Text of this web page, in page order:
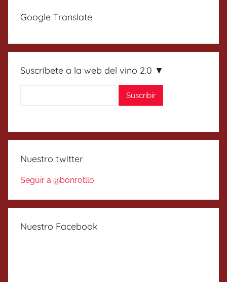
Google Translate
Suscríbete a la web del vino 2.0 ▼
Nuestro twitter
Seguir a @bonrotllo
Nuestro Facebook